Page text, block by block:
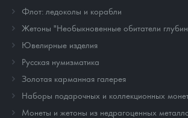
Флот: ледоколы и корабли
Жетоны "Необыкновенные обитатели
Ювелирные изделия
Русская нумизматика
Золотая карманная галерея
Наборы подарочных и коллекционных
Монеты и жетоны из недрагоценных